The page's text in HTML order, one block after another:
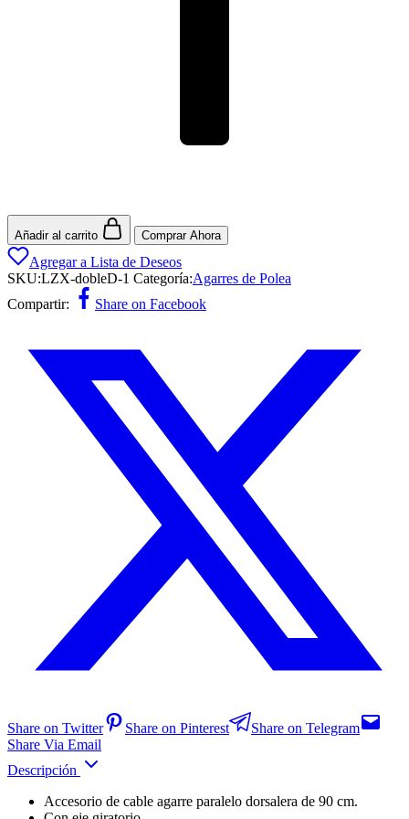
Añadir al carrito Comprar Ahora
Agregar a Lista de Deseos
SKU:LZX-dobleD-1 Categoría:Agarres de Polea
Compartir:
Share on Facebook
Share on Twitter Share on Pinterest
Share on Telegram
Share Via Email
Descripción
Accesorio de cable agarre paralelo dorsalera de 90 cm.